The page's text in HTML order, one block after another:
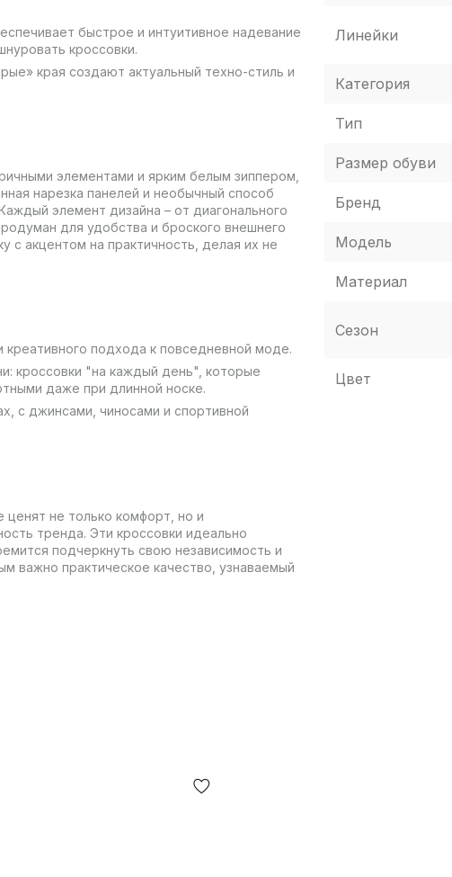
быстрое и интуитивное надевание
кроссовки.
края создают актуальный техно-стиль и
элементами и ярким белым зиппером,
нарезка панелей и необычный способ
элемент дизайна – от диагонального
для удобства и броского внешнего
с акцентом на практичность, делая их не
подхода к повседневной моде.
кроссовки "на каждый день", которые
даже при длинной носке.
с джинсами, чиносами и спортивной
не только комфорт, но и
тренда. Эти кроссовки идеально
подчеркнуть свою независимость и
важно практическое качество, узнаваемый
Линейки
Категория
Тип
Размер обуви
Бренд
Модель
Материал
Сезон
Цвет